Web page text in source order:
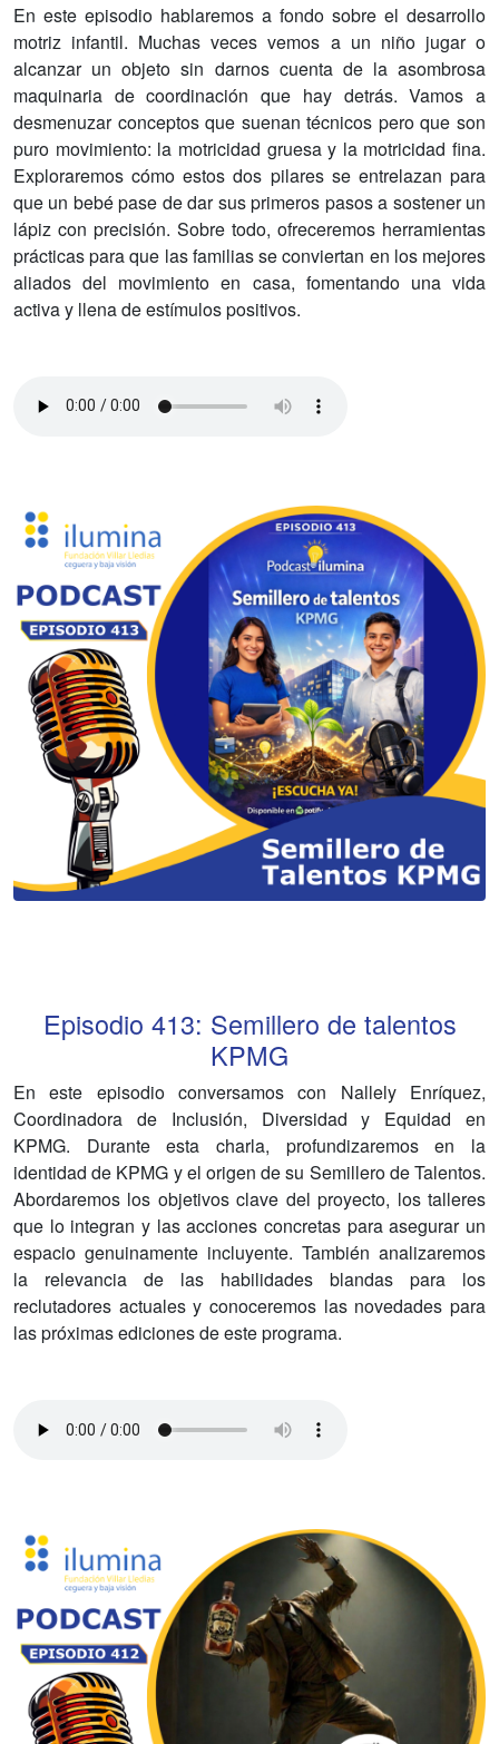
En este episodio hablaremos a fondo sobre el desarrollo
motriz infantil. Muchas veces vemos a un niño jugar o
alcanzar un objeto sin darnos cuenta de la asombrosa
maquinaria de coordinación que hay detrás. Vamos a
desmenuzar conceptos que suenan técnicos pero que son
puro movimiento: la motricidad gruesa y la motricidad fina.
Exploraremos cómo estos dos pilares se entrelazan para
que un bebé pase de dar sus primeros pasos a sostener un
lápiz con precisión. Sobre todo, ofreceremos herramientas
prácticas para que las familias se conviertan en los mejores
aliados del movimiento en casa, fomentando una vida
activa y llena de estímulos positivos.
Episodio 413: Semillero de talentos
KPMG
En este episodio conversamos con Nallely Enríquez,
Coordinadora de Inclusión, Diversidad y Equidad en
KPMG. Durante esta charla, profundizaremos en la
identidad de KPMG y el origen de su Semillero de Talentos.
Abordaremos los objetivos clave del proyecto, los talleres
que lo integran y las acciones concretas para asegurar un
espacio genuinamente incluyente. También analizaremos
la relevancia de las habilidades blandas para los
reclutadores actuales y conoceremos las novedades para
las próximas ediciones de este programa.